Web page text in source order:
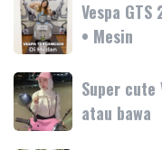
dengan
teknologi
fitur
Medan
GTS
250
Day
Terima
kasih
Vespa
GTS
250
terbaru
resmi
rilis
di
Vespa
• Mesin
Super
cute
Vespa
LX
Super
atau bawa